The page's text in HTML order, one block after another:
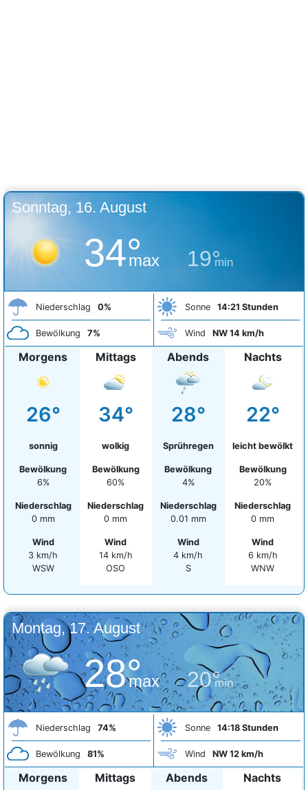
Sonntag, 16. August
34°
max 19°
min
Niederschlag 0%
Bewölkung 7%
Sonne 14:21 Stunden
Wind NW 14 km/h
Morgens
26°
sonnig
Bewölkung
6%
Niederschlag
0 mm
Wind
3 km/h
WSW
Mittags
34°
wolkig
Bewölkung
60%
Niederschlag
0 mm
Wind
14 km/h
OSO
Abends
28°
Sprühregen
Bewölkung
4%
Niederschlag
0.01 mm
Wind
4 km/h
S
Nachts
22°
leicht bewölkt
Bewölkung
20%
Niederschlag
0 mm
Wind
6 km/h
WNW
Montag, 17. August
28°
max 20°
min
Niederschlag 74%
Bewölkung 81%
Sonne 14:18 Stunden
Wind NW 12 km/h
Morgens Mittags Abends Nachts